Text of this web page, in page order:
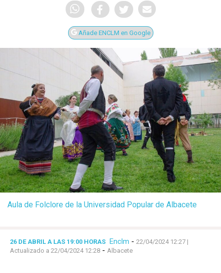
Añade ENCLM en Google
Aula de Folclore de la Universidad Popular de Albacete
26 DE ABRIL A LAS 19:00 HORAS Enclm - 22/04/2024 12:27 |
Actualizado a 22/04/2024 12:28 - Albacete